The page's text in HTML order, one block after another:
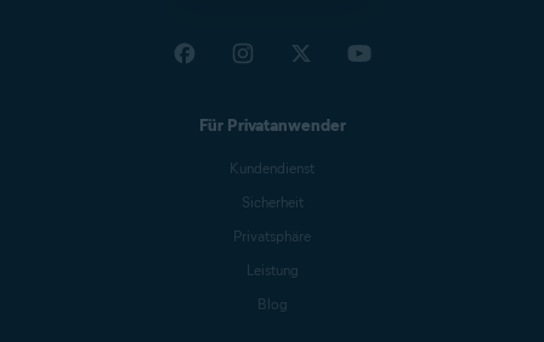
Für Privatanwender
Kundendienst
Sicherheit
Privatsphäre
Leistung
Blog